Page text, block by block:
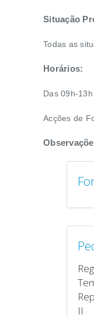
Situação
Todas as
Horários:
Das 09h-
Acções de
II